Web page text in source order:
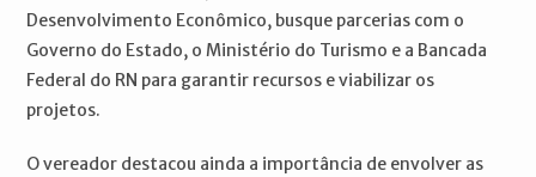
Desenvolvimento Econômico, busque parcerias com o
Governo do Estado, o Ministério do Turismo e a Bancada
Federal do RN para garantir recursos e viabilizar os
projetos.
O vereador destacou ainda a importância de envolver as